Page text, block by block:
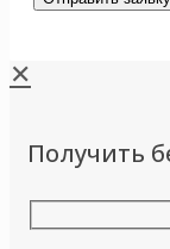
✕
Получить